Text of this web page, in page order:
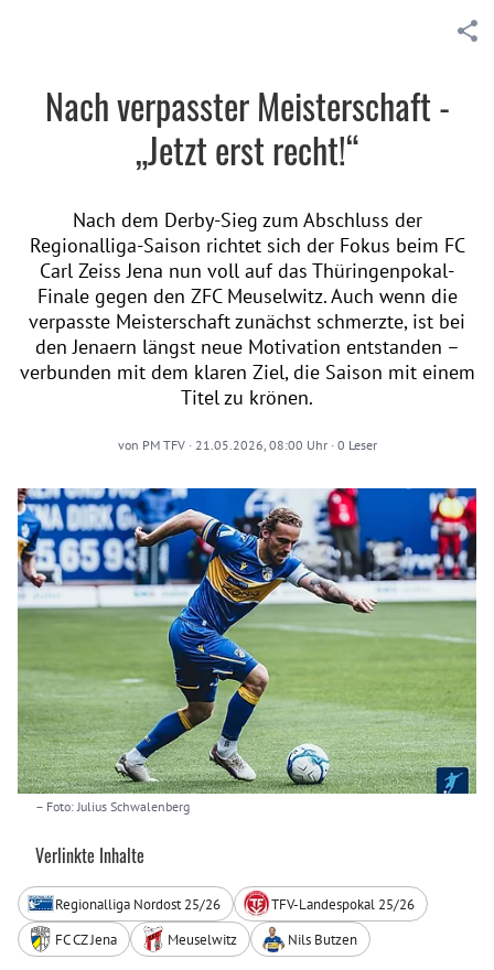
Nach verpasster Meisterschaft -
„Jetzt erst recht!“
Nach dem Derby-Sieg zum Abschluss der
Regionalliga-Saison richtet sich der Fokus beim FC
Carl Zeiss Jena nun voll auf das Thüringenpokal-
Finale gegen den ZFC Meuselwitz. Auch wenn die
verpasste Meisterschaft zunächst schmerzte, ist bei
den Jenaern längst neue Motivation entstanden –
verbunden mit dem klaren Ziel, die Saison mit einem
Titel zu krönen.
von PM TFV· 21.05.2026, 08:00 Uhr· 0 Leser
– Foto: Julius Schwalenberg
Verlinkte Inhalte
Regionalliga Nordost 25/26
TFV-Landespokal 25/26
FC CZ Jena
Meuselwitz Nils Butzen